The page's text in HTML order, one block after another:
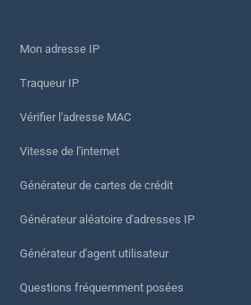
Mon adresse IP
Traqueur IP
Vérifier l'adresse MAC
Vitesse de l'internet
Générateur de cartes de crédit
Générateur aléatoire d'adresses IP
Générateur d'agent utilisateur
Questions fréquemment posées